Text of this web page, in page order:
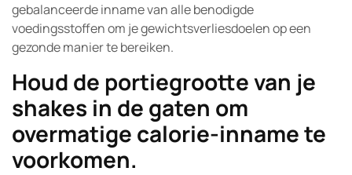
gebalanceerde inname van alle benodigde
voedingsstoffen om je gewichtsverliesdoelen op een
gezonde manier te bereiken.
Houd de portiegrootte van je
shakes in de gaten om
overmatige calorie-inname te
voorkomen.